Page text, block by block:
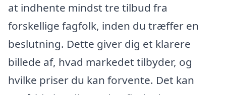
at indhente mindst tre tilbud fra
forskellige fagfolk, inden du træffer en
beslutning. Dette giver dig et klarere
billede af, hvad markedet tilbyder, og
hvilke priser du kan forvente. Det kan